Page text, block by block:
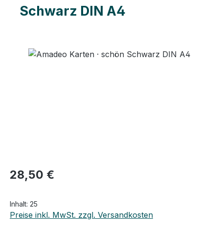
Schwarz DIN A4
Regulärer Preis:
28,50 €
Inhalt: 25
Preise inkl. MwSt. zzgl. Versandkosten